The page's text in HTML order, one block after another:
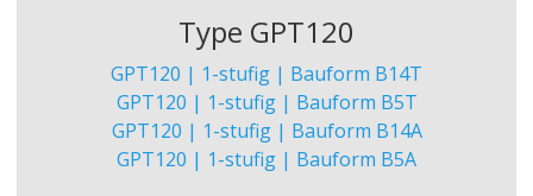
Type GPT120
GPT120 | 1-stufig | Bauform B14T
GPT120 | 1-stufig | Bauform B5T
GPT120 | 1-stufig | Bauform B14A
GPT120 | 1-stufig | Bauform B5A